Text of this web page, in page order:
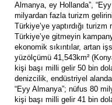
Almanya, ey Hollanda”,
milyardan fazla turizm
Türkiye’ye yaptırdığı
Türkiye’ye gitmeyin
ekonomik sıkıntılar, artan
yüzölçümü 41,543km²
kişi başı milli gelir 50 bin
denizcilik, endüstriyel
“Eyy Almanya”; nüfus 80
kişi başı milli gelir 41 bin